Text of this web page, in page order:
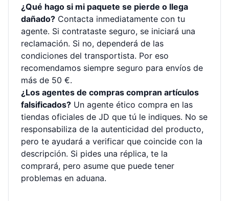
¿Qué hago si mi paquete se pierde o llega
dañado? Contacta inmediatamente con tu
agente. Si contrataste seguro, se iniciará una
reclamación. Si no, dependerá de las
condiciones del transportista. Por eso
recomendamos siempre seguro para envíos de
más de 50 €.
¿Los agentes de compras compran artículos
falsificados? Un agente ético compra en las
tiendas oficiales de JD que tú le indiques. No se
responsabiliza de la autenticidad del producto,
pero te ayudará a verificar que coincide con la
descripción. Si pides una réplica, te la
comprará, pero asume que puede tener
problemas en aduana.